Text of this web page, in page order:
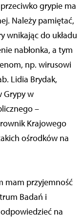
grypie ma
Należy pamiętać,
wnikając do układu
nabłonka, a tym
np. wirusowi
Lidia Brydak,
Grypy w
–
Krajowego
ośrodków na
mam przyjemność
Badań i
na